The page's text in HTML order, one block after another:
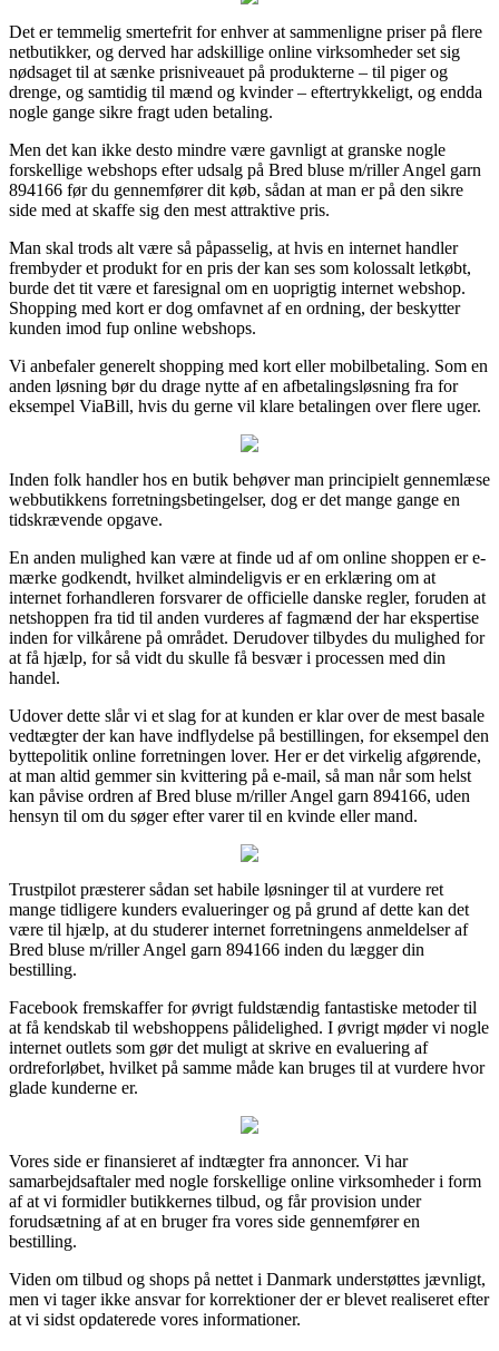
Det er temmelig smertefrit for enhver at sammenligne priser på flere
netbutikker, og derved har adskillige online virksomheder set sig
nødsaget til at sænke prisniveauet på produkterne – til piger og
drenge, og samtidig til mænd og kvinder – eftertrykkeligt, og endda
nogle gange sikre fragt uden betaling.
Men det kan ikke desto mindre være gavnligt at granske nogle
forskellige webshops efter udsalg på Bred bluse m/riller Angel garn
894166 før du gennemfører dit køb, sådan at man er på den sikre
side med at skaffe sig den mest attraktive pris.
Man skal trods alt være så påpasselig, at hvis en internet handler
frembyder et produkt for en pris der kan ses som kolossalt letkøbt,
burde det tit være et faresignal om en uoprigtig internet webshop.
Shopping med kort er dog omfavnet af en ordning, der beskytter
kunden imod fup online webshops.
Vi anbefaler generelt shopping med kort eller mobilbetaling. Som en
anden løsning bør du drage nytte af en afbetalingsløsning fra for
eksempel ViaBill, hvis du gerne vil klare betalingen over flere uger.
Inden folk handler hos en butik behøver man principielt gennemlæse
webbutikkens forretningsbetingelser, dog er det mange gange en
tidskrævende opgave.
En anden mulighed kan være at finde ud af om online shoppen er e-
mærke godkendt, hvilket almindeligvis er en erklæring om at
internet forhandleren forsvarer de officielle danske regler, foruden at
netshoppen fra tid til anden vurderes af fagmænd der har ekspertise
inden for vilkårene på området. Derudover tilbydes du mulighed for
at få hjælp, for så vidt du skulle få besvær i processen med din
handel.
Udover dette slår vi et slag for at kunden er klar over de mest basale
vedtægter der kan have indflydelse på bestillingen, for eksempel den
byttepolitik online forretningen lover. Her er det virkelig afgørende,
at man altid gemmer sin kvittering på e-mail, så man når som helst
kan påvise ordren af Bred bluse m/riller Angel garn 894166, uden
hensyn til om du søger efter varer til en kvinde eller mand.
Trustpilot præsterer sådan set habile løsninger til at vurdere ret
mange tidligere kunders evalueringer og på grund af dette kan det
være til hjælp, at du studerer internet forretningens anmeldelser af
Bred bluse m/riller Angel garn 894166 inden du lægger din
bestilling.
Facebook fremskaffer for øvrigt fuldstændig fantastiske metoder til
at få kendskab til webshoppens pålidelighed. I øvrigt møder vi nogle
internet outlets som gør det muligt at skrive en evaluering af
ordreforløbet, hvilket på samme måde kan bruges til at vurdere hvor
glade kunderne er.
Vores side er finansieret af indtægter fra annoncer. Vi har
samarbejdsaftaler med nogle forskellige online virksomheder i form
af at vi formidler butikkernes tilbud, og får provision under
forudsætning af at en bruger fra vores side gennemfører en
bestilling.
Viden om tilbud og shops på nettet i Danmark understøttes jævnligt,
men vi tager ikke ansvar for korrektioner der er blevet realiseret efter
at vi sidst opdaterede vores informationer.